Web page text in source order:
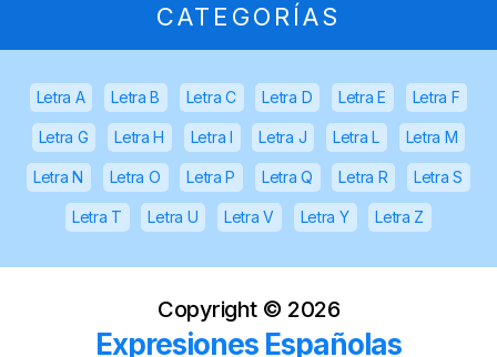
CATEGORÍAS
Letra A Letra B Letra C Letra D Letra E Letra F
Letra G Letra H Letra I Letra J Letra L Letra M
Letra N Letra O Letra P Letra Q Letra R Letra S
Letra T Letra U Letra V Letra Y Letra Z
Copyright © 2026
Expresiones Españolas